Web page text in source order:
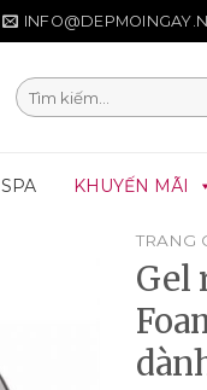
Tìm
kiếm:
SPA KHUYẾN MÃI
TRANG
Gel